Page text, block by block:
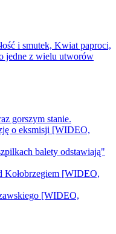
i smutek, Kwiat paproci,
jedne z wielu utworów
gorszym stanie.
o eksmisji [WIDEO,
balety odstawiają"
Kołobrzegiem [WIDEO,
[WIDEO,